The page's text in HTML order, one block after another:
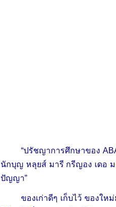
“ปรัชญาการศึกษาของ
นักบุญ หลุยส์ มารี กรีญอง เดอ ม
ปัญญา”
ของเก่าดีๆ เก็บไว้ ของให